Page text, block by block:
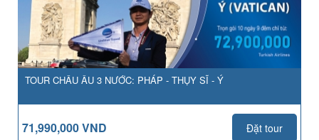
TOUR CHÂU ÂU 3 NƯỚC: PHÁP - THỤY SĨ - Ý
71,990,000 VND
Đặt tour